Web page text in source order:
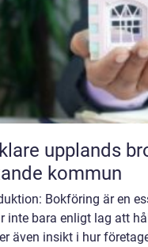
upplands bro trygg försäljning i
kommun
Bokföring är en
inte bara enligt lag att
även insikt i hur